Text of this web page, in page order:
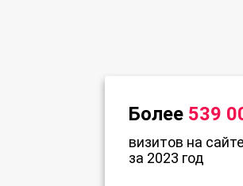
Более 539
визитов на сайте
за 2023 год